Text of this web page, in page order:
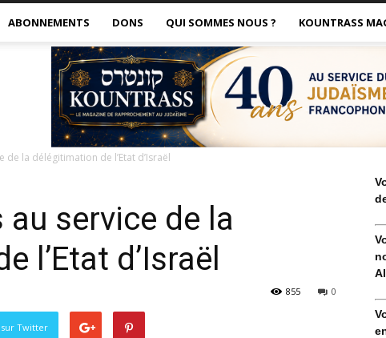
ABONNEMENTS DONS QUI SOMMES NOUS ? KOUNTRASS
de la délégitimation de l’Etat d’Israël
service de la
l’Etat d’Israël
0
855
Twitter